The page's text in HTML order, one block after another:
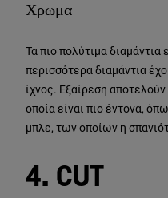
Χρωμα
Τα πιο πολύτιμα
περισσότερα διαμάντια
ίχνος. Εξαίρεση
οποία είναι πιο έντονα,
μπλε, των οποίων η
4. CUT